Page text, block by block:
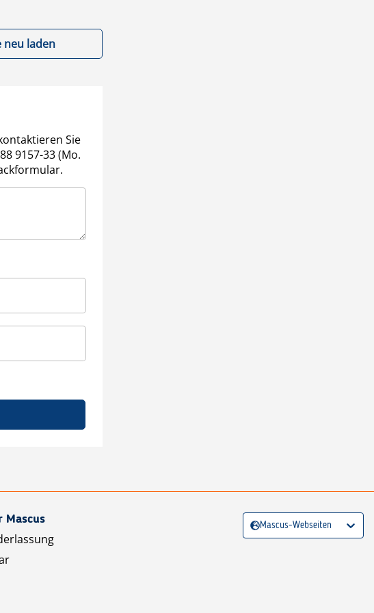
neu laden
Sie
9157-33 (Mo.
Mascus Mascus-Webseiten